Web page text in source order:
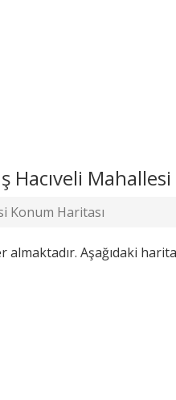
Hacıveli
Konum Haritası
almaktadır. Aşağıdaki